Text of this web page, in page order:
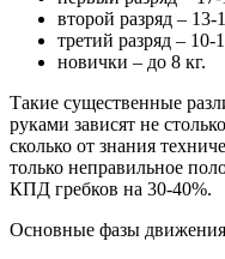
второй разряд – 13-
третий разряд – 10-
новички – до 8 кг.
Такие существенные
руками зависят не
сколько от знания
только неправильное
КПД гребков на 30-40%.
Основные фазы